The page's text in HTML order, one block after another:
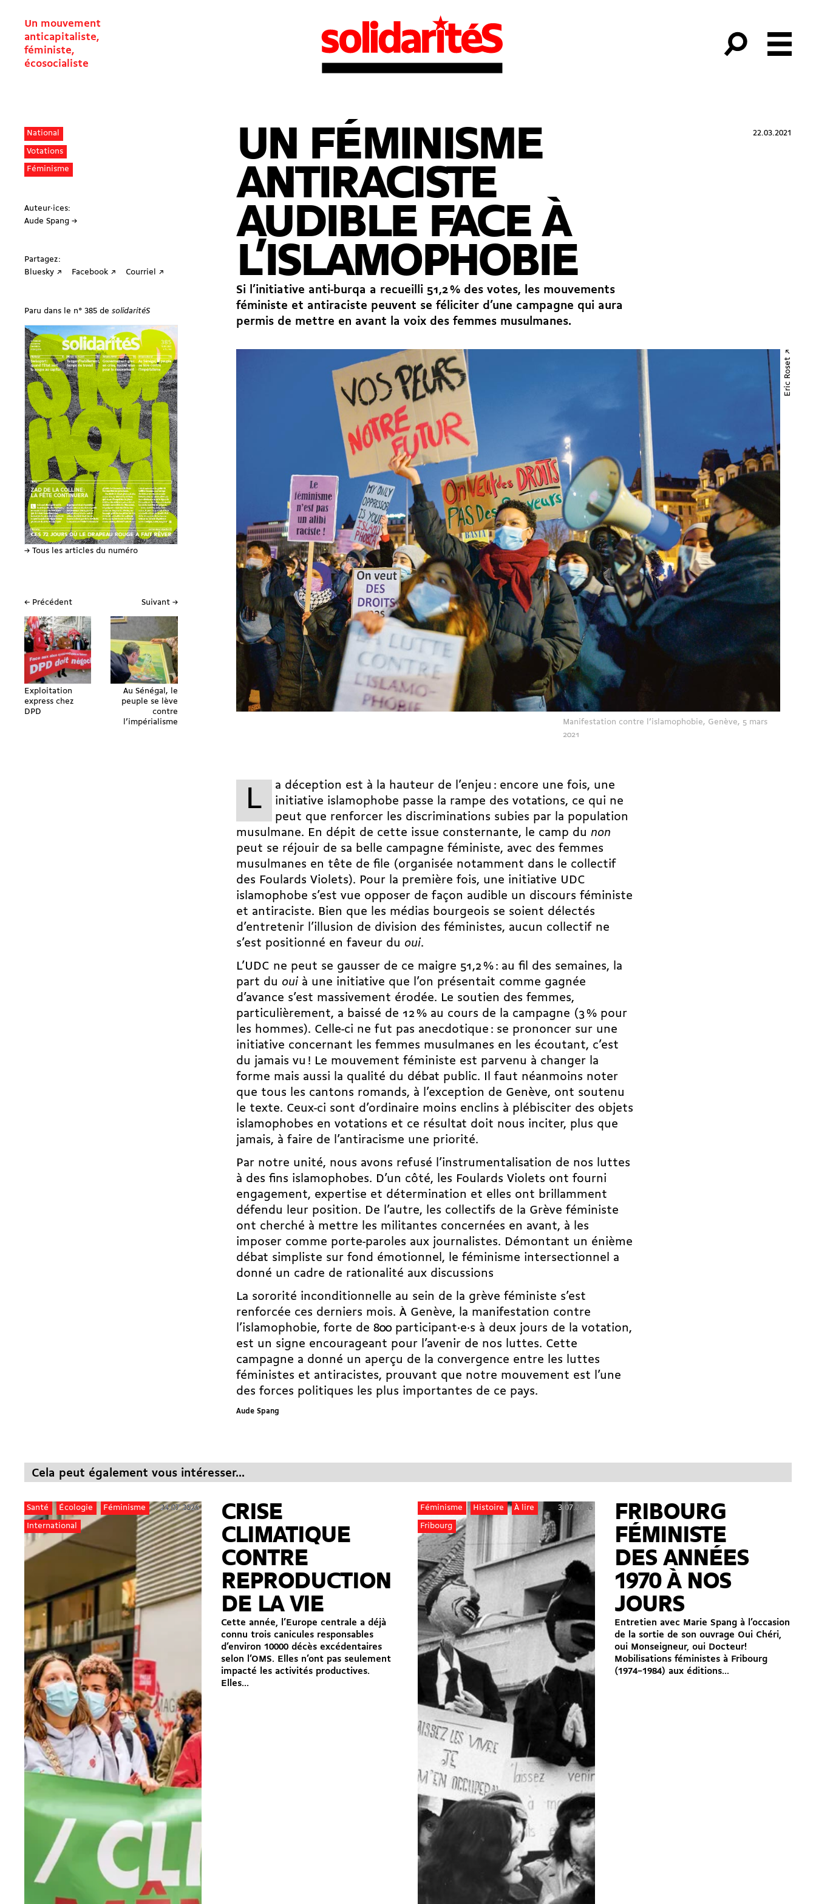
Un mouvement
anticapitaliste,
féministe,
écosocialiste
National
Votations
Féminisme
Auteur·ices:
Aude Spang →
Partagez:
Bluesky ↗
Facebook ↗ Courriel ↗
Paru dans le n° 385 de solidaritéS
→ Tous les articles du numéro
← Précédent
Exploitation
express chez
DPD
Suivant →
Au Sénégal, le
peuple se lève
contre
l’impérialisme
22.03.2021
UN FÉMINISME
ANTIRACISTE
AUDIBLE FACE À
L’ISLAMOPHOBIE
Si l’initiative anti-burqa a recueilli 51,2 % des votes, les mouvements
féministe et antiraciste peuvent se féliciter d’une campagne qui aura
permis de mettre en avant la voix des femmes musulmanes.
Manifestation contre l’islamophobie, Genève, 5 mars
2021
Eric Roset ↗
L
a déception est à la hauteur de l’enjeu : encore une fois, une
initiative islamophobe passe la rampe des votations, ce qui ne
peut que renforcer les discriminations subies par la population
musulmane. En dépit de cette issue consternante, le camp du non
peut se réjouir de sa belle campagne féministe, avec des femmes
musulmanes en tête de file (organisée notamment dans le collectif
des Foulards Violets). Pour la première fois, une initiative UDC
islamophobe s’est vue opposer de façon audible un discours féministe
et antiraciste. Bien que les médias bourgeois se soient délectés
d’entretenir l’illusion de division des féministes, aucun collectif ne
s’est positionné en faveur du oui.
L’UDC ne peut se gausser de ce maigre 51,2 % : au fil des semaines, la
part du oui à une initiative que l’on présentait comme gagnée
d’avance s’est massivement érodée. Le soutien des femmes,
particulièrement, a baissé de 12 % au cours de la campagne (3 % pour
les hommes). Celle-ci ne fut pas anecdotique : se prononcer sur une
initiative concernant les femmes musulmanes en les écoutant, c’est
du jamais vu ! Le mouvement féministe est parvenu à changer la
forme mais aussi la qualité du débat public. Il faut néanmoins noter
que tous les cantons romands, à l’exception de Genève, ont soutenu
le texte. Ceux-ci sont d’ordinaire moins enclins à plébisciter des objets
islamophobes en votations et ce résultat doit nous inciter, plus que
jamais, à faire de l’antiracisme une priorité.
Par notre unité, nous avons refusé l’instrumentalisation de nos luttes
à des fins islamophobes. D’un côté, les Foulards Violets ont fourni
engagement, expertise et détermination et elles ont brillamment
défendu leur position. De l’autre, les collectifs de la Grève féministe
ont cherché à mettre les militantes concernées en avant, à les
imposer comme porte-paroles aux journalistes. Démontant un énième
débat simpliste sur fond émotionnel, le féminisme intersectionnel a
donné un cadre de rationalité aux discussions
La sororité inconditionnelle au sein de la grève féministe s’est
renforcée ces derniers mois. À Genève, la manifestation contre
l’islamophobie, forte de 800 participant·e·s à deux jours de la votation,
est un signe encourageant pour l’avenir de nos luttes. Cette
campagne a donné un aperçu de la convergence entre les luttes
féministes et antiracistes, prouvant que notre mouvement est l’une
des forces politiques les plus importantes de ce pays.
Aude Spang
Cela peut également vous intéresser...
Santé Écologie
Féminisme
International
24.07.2026
CRISE
CLIMATIQUE
CONTRE
REPRODUCTION
DE LA VIE
Cette année, l’Europe centrale a déjà
connu trois canicules responsables
d’environ 10000 décès excédentaires
selon l’OMS. Elles n’ont pas seulement
impacté les activités productives.
Elles...
Féminisme Histoire
À lire
Fribourg
3.07.2026
FRIBOURG
FÉMINISTE
DES ANNÉES
1970 À NOS
JOURS
Entretien avec Marie Spang à l’occasion
de la sortie de son ouvrage Oui Chéri,
oui Monseigneur, oui Docteur!
Mobilisations féministes à Fribourg
(1974–1984) aux éditions...